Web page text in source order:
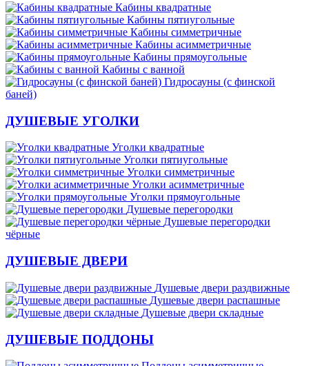
Кабины квадратные
Кабины пятиугольные
Кабины симметричные
Кабины асимметричные
Кабины прямоугольные
Кабины с ванной
Гидросауны (с финской
баней)
ДУШЕВЫЕ УГОЛКИ
Уголки квадратные
Уголки пятиугольные
Уголки симметричные
Уголки асимметричные
Уголки прямоугольные
Душевые перегородки
Душевые перегородки
чёрные
ДУШЕВЫЕ ДВЕРИ
Душевые двери раздвижные
Душевые двери распашные
Душевые двери складные
ДУШЕВЫЕ ПОДДОНЫ